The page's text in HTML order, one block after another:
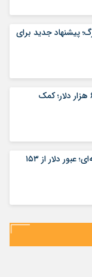
پیشنهاد جدید برای
بازگشت بیت‌کوین به بالای ۶۴ هزار دلار؛ کمک
جدیدترین نرخ حواله ارز مبادله‌ای؛ عبور دلار از ۱۵۳